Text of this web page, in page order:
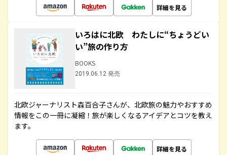
詳細を見る
いろはに北欧 わたしに“ちょうどい
い”旅の作り方
BOOKS
2019.06.12 発売
北欧ジャーナリスト森百合子さんが、北欧旅の魅力やおすすめ
情報をこの一冊に凝縮！旅が楽しくなるアイデアとコツを教え
ます。
詳細を見る